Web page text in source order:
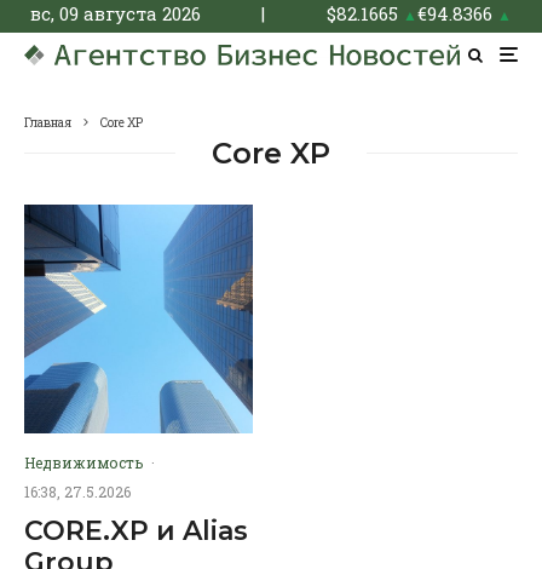
вс, 09 августа 2026 | $82.1665 ▲€94.8366 ▲
Главная Core XP
Core XP
Недвижимость ·
16:38, 27.5.2026
CORE.XP и Alias
Group